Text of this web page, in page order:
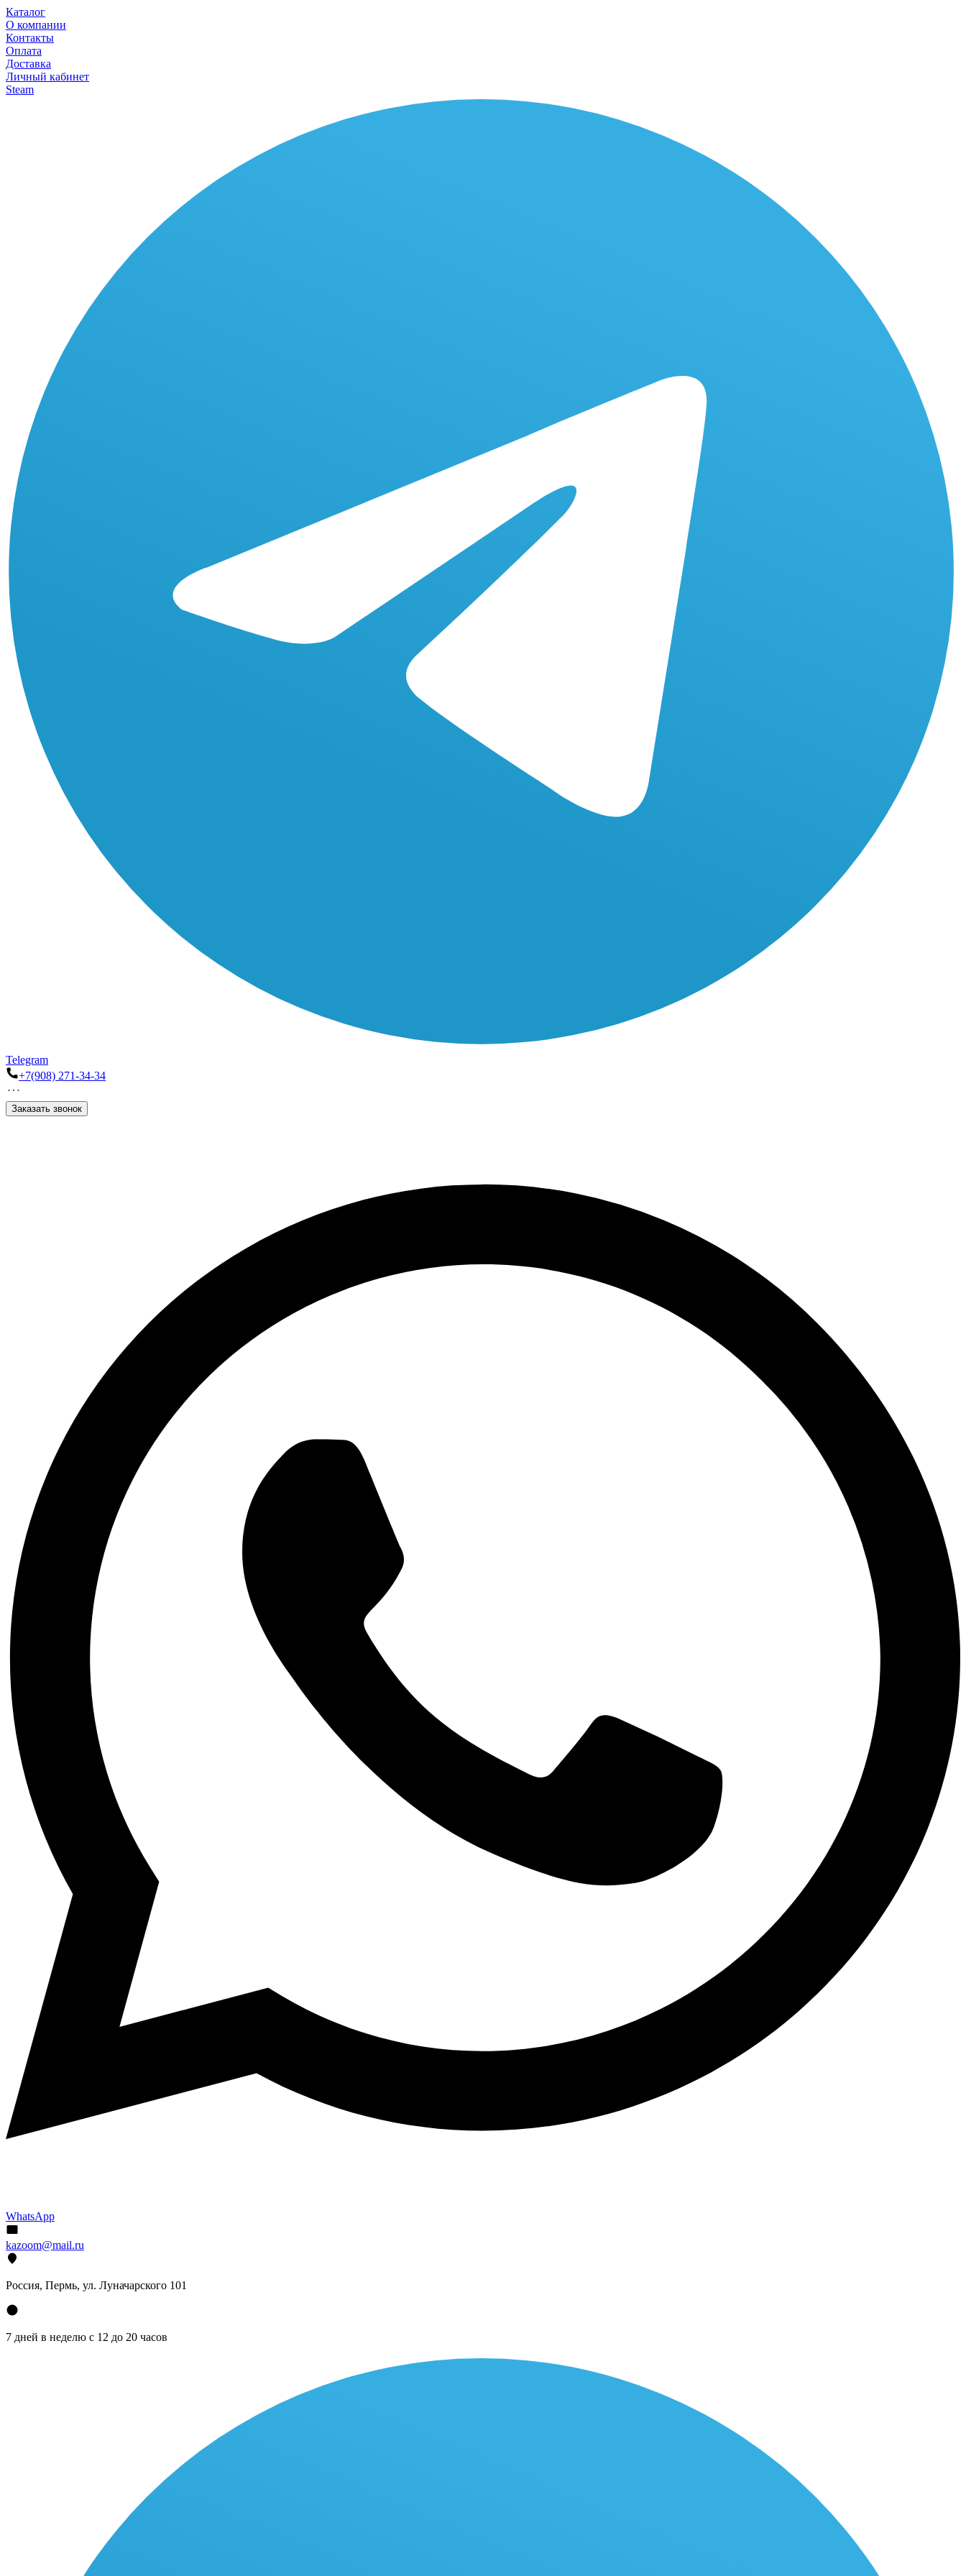
Каталог
О компании
Контакты
Оплата
Доставка
Личный кабинет
Steam
Telegram
+7(908) 271-34-34
Заказать звонок
WhatsApp
kazoom@mail.ru
Россия, Пермь, ул. Луначарского 101
7 дней в неделю с 12 до 20 часов